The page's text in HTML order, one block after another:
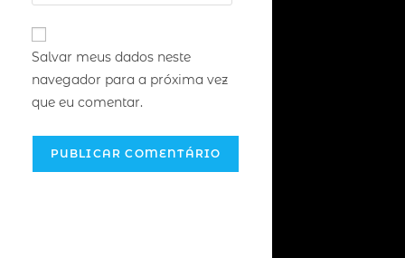
Salvar meus dados neste
navegador para a próxima vez
que eu comentar.